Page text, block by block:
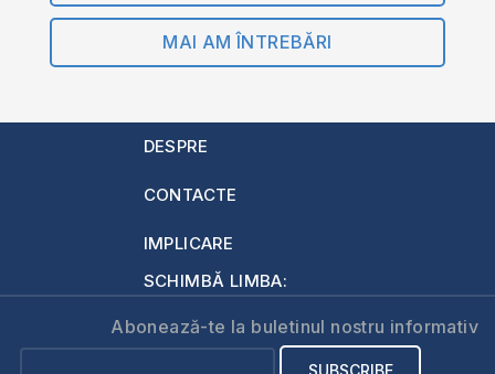
MAI AM ÎNTREBĂRI
DESPRE
CONTACTE
IMPLICARE
SCHIMBĂ LIMBA:
Abonează-te la buletinul nostru informativ